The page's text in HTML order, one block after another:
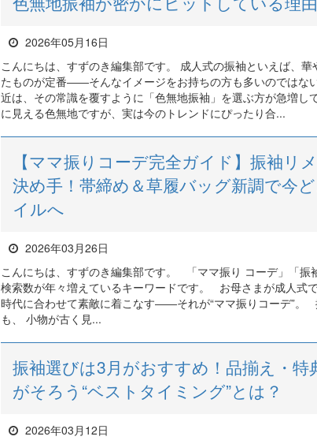
2026年05月16日
こんにちは、すずのき編集部です。 成人式の振袖といえば、華
たものが定番――そんなイメージをお持ちの方も多いのではな
近は、その常識を覆すように「色無地振袖」を選ぶ方が急増
に見える色無地ですが、実は今のトレンドにぴったり合...
【ママ振りコーデ完全ガイド】振袖リ
決め手！帯締め＆草履バッグ新調で今
イルへ
2026年03月26日
こんにちは、すずのき編集部です。 「ママ振り コーデ」「振
検索数が年々増えているキーワードです。 お母さまが成人式
時代に合わせて素敵に着こなす――それが“ママ振りコーデ”。
も、 小物が古く見...
振袖選びは3月がおすすめ！品揃え・特
がそろう“ベストタイミング”とは？
2026年03月12日